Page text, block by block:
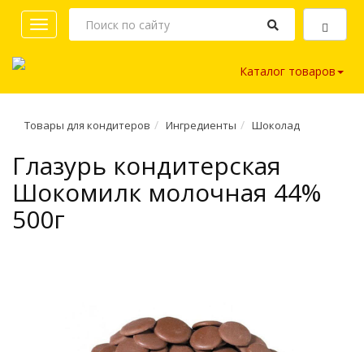
Toggle
navigation
Каталог товаров
Товары для кондитеров Ингредиенты Шоколад
Глазурь кондитерская
Шокомилк молочная 44%
500г